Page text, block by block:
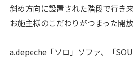
斜め方向に設置された階段で行き
お施主様のこだわりがつまった開
a.depeche「ソロ」ソファ、「